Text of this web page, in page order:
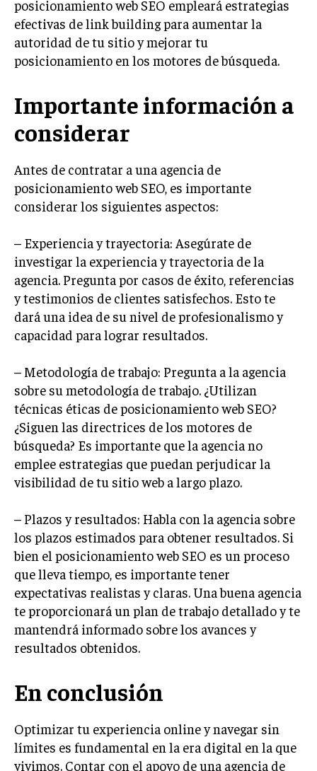
NEGOCIACIÓN Y RESOLUCIÓN DE CONFLICTOS
DERECHO EMPRESARIAL Y REGULACIONES
ÉXITO EMPRESARIAL Y CASOS DE ESTUDIO
NEGOCIOS
ESTRATEGIAS DE NEGOCIOS
MARKETING B2C
FRANQUICIAS
MARKETING DE INFLUENCERS
E-COMMERCE
E-COMMERCE Y COMERCIO ELECTRÓNICO
ESTRATEGIAS DE PRICING Y GESTIÓN DE
PRECIOS
EMPRESAS Y STARTUPS TECNOLÓGICAS
GESTIÓN DE LA EXPERIENCIA DEL CLIENTE
MÁS
PROYECTOS
GESTIÓN DE PROYECTOS
GESTIÓN DE OPERACIONES Y CADENA DE
LOGÍSTICA EMPRESARIAL
CALIDAD Y MEJORA CONTINUA
TALENTOS
RECURSOS HUMANOS Y GESTIÓN DEL
TALENTO
COMPENSACIÓN Y BENEFICIOS
DESARROLLO DE PERSONAL
GESTIÓN DEL DESEMPEÑO
CULTURA Y CLIMA ORGANIZACIONAL
posicionamiento web SEO empleará estrategias
efectivas de link building para aumentar la
autoridad de tu sitio y mejorar tu
posicionamiento en los motores de búsqueda.
Importante información a
considerar
Antes de contratar a una agencia de
posicionamiento web SEO, es importante
considerar los siguientes aspectos:
– Experiencia y trayectoria: Asegúrate de
investigar la experiencia y trayectoria de la
agencia. Pregunta por casos de éxito, referencias
y testimonios de clientes satisfechos. Esto te
dará una idea de su nivel de profesionalismo y
capacidad para lograr resultados.
– Metodología de trabajo: Pregunta a la agencia
sobre su metodología de trabajo. ¿Utilizan
técnicas éticas de posicionamiento web SEO?
¿Siguen las directrices de los motores de
búsqueda? Es importante que la agencia no
emplee estrategias que puedan perjudicar la
visibilidad de tu sitio web a largo plazo.
– Plazos y resultados: Habla con la agencia sobre
los plazos estimados para obtener resultados. Si
bien el posicionamiento web SEO es un proceso
que lleva tiempo, es importante tener
expectativas realistas y claras. Una buena agencia
te proporcionará un plan de trabajo detallado y te
mantendrá informado sobre los avances y
resultados obtenidos.
En conclusión
Optimizar tu experiencia online y navegar sin
límites es fundamental en la era digital en la que
vivimos. Contar con el apoyo de una agencia de